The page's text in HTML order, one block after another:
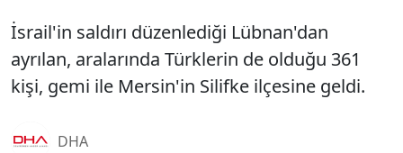
İsrail'in saldırı düzenlediği Lübnan'dan
ayrılan, aralarında Türklerin de olduğu 361
kişi, gemi ile Mersin'in Silifke ilçesine geldi.
DHA